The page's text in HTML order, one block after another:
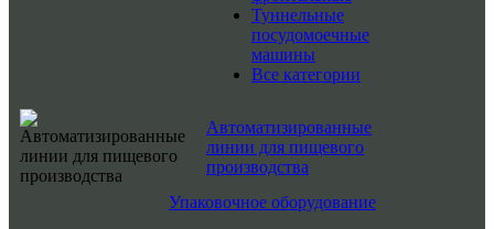
Туннельные
посудомоечные
машины
Все категории
Автоматизированные
линии для пищевого
производства
Упаковочное оборудование